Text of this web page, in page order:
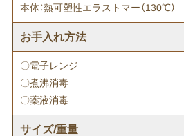
本体：熱可塑性エラストマー（130℃）
お手入れ方法
〇電子レンジ
〇煮沸消毒
〇薬液消毒
サイズ/重量